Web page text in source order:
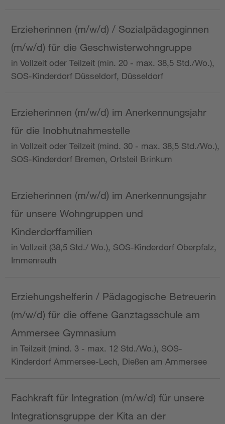
Erzieherinnen (m/w/d) / Sozialpädagoginnen
(m/w/d) für die Geschwisterwohngruppe
in Vollzeit oder Teilzeit (min. 20 - max. 38,5 Std./Wo.),
SOS-Kinderdorf Düsseldorf, Düsseldorf
Erzieherinnen (m/w/d) im Anerkennungsjahr
für die Inobhutnahmestelle
in Vollzeit oder Teilzeit (mind. 30 - max. 38,5 Std./Wo.),
SOS-Kinderdorf Bremen, Ortsteil Brinkum
Erzieherinnen (m/w/d) im Anerkennungsjahr
für unsere Wohngruppen und
Kinderdorffamilien
in Vollzeit (38,5 Std./ Wo.), SOS-Kinderdorf Oberpfalz,
Immenreuth
Erziehungshelferin / Pädagogische Betreuerin
(m/w/d) für die offene Ganztagsschule am
Ammersee Gymnasium
in Teilzeit (mind. 3 - max. 12 Std./Wo.), SOS-
Kinderdorf Ammersee-Lech, Dießen am Ammersee
Fachkraft für Integration (m/w/d) für unsere
Integrationsgruppe der Kita an der